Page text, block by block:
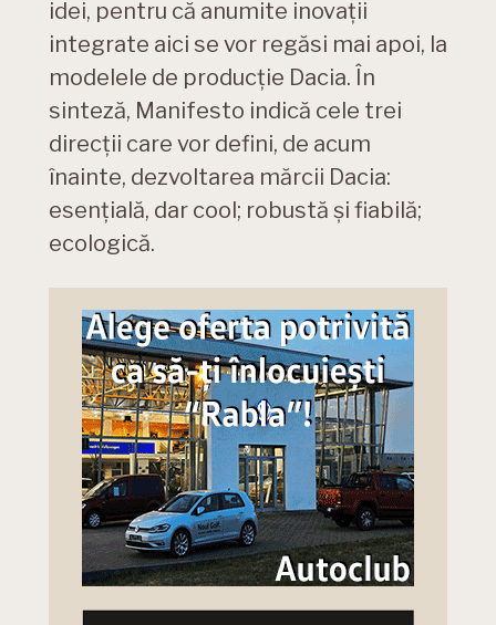
idei, pentru că anumite inovații
integrate aici se vor regăsi mai apoi, la
modelele de producție Dacia. În
sinteză, Manifesto indică cele trei
direcții care vor defini, de acum
înainte, dezvoltarea mărcii Dacia:
esențială, dar cool; robustă și fiabilă;
ecologică.